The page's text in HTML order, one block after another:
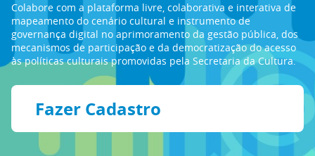
Colabore com a plataforma livre, colaborativa e interativa de
mapeamento do cenário cultural e instrumento de
governança digital no aprimoramento da gestão pública, dos
mecanismos de participação e da democratização do acesso
às políticas culturais promovidas pela Secretaria da Cultura.
Fazer Cadastro